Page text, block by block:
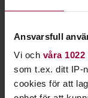
Ansvarsfull
Vi och våra
som t.ex. ditt IP-
cookies för att
Manuela
Skicka e-post